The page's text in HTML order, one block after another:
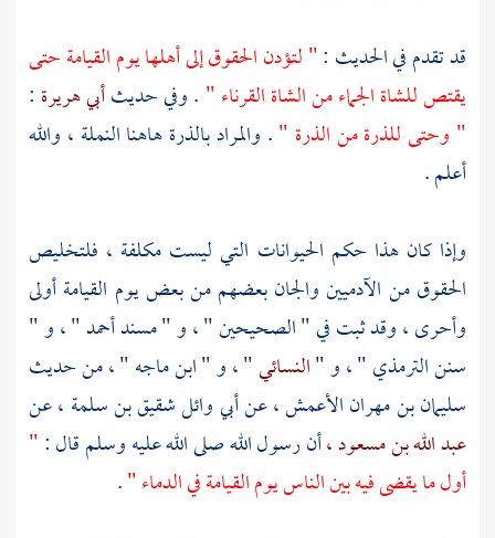
قد تقدم في الحديث :" لتؤدن الحقوق إلى أهلها يوم القيامة حتى
يقتص للشاة الجماء من الشاة القرناء " . وفي حديثأبي هريرة :
" وحتى للذرة من الذرة ". والمراد بالذرة هاهنا النملة ، والله
أعلم .
وإذا كان هذا حكم الحيوانات التي ليست مكلفة ، فلتخليص
الحقوق من الآدميين والجان بعضهم من بعض يوم القيامة أولى
وأحرى ، وقد ثبت في " الصحيحين " ، و " مسندأحمد" ، و "
سننالترمذي" ، و "النسائي" ، و "ابن ماجه" ، من حديث
سليمان بن مهران الأعمش ،عنأبي وائل شقيق بن سلمة ،عن
عبد الله بن مسعود ،أن رسول الله صلى الله عليه وسلم قال :"
أول ما يقضى فيه بين الناس يوم القيامة في الدماء ".